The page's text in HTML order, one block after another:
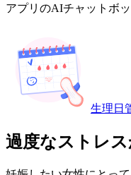
アプリのAIチャットボ
生理日
過度なストレ